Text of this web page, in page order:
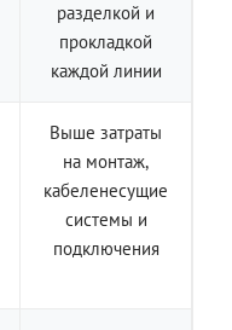
разделкой и
прокладкой
каждой линии
Выше затраты
на монтаж,
кабеленесущие
системы и
подключения